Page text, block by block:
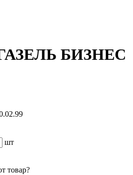
ГАЗЕЛЬ БИЗНЕС
шт
товар?